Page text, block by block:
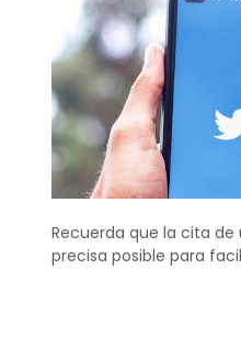
Recuerda que la cita
precisa posible para